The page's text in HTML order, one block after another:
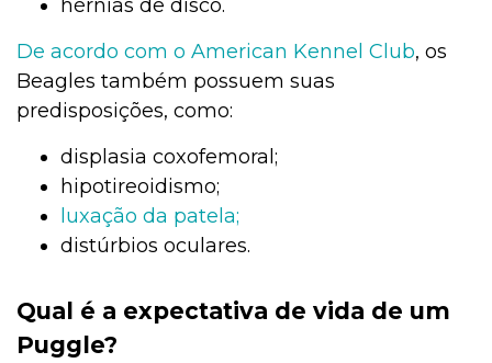
hérnias de disco.
De acordo com o American Kennel Club, os
Beagles também possuem suas
predisposições, como:
displasia coxofemoral;
hipotireoidismo;
luxação da patela;
distúrbios oculares.
Qual é a expectativa de vida de um
Puggle?